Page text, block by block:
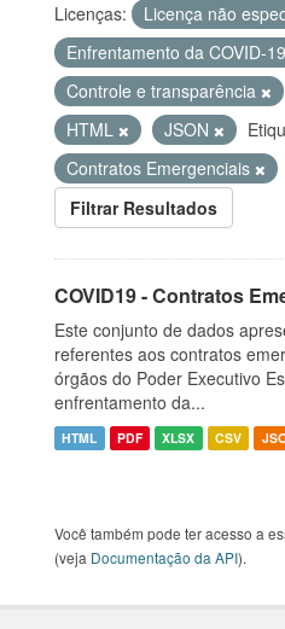
Licenças: Licença não
Enfrentamento da COVID-19
Controle e transparência
HTML
JSON
Contratos Emergenciais
Filtrar Resultados
COVID19 - Contratos
Este conjunto de dados
referentes aos contratos
órgãos do Poder Executivo
enfrentamento da...
HTML PDF XLSX CSV
Você também pode ter acesso a
(veja Documentação da API).